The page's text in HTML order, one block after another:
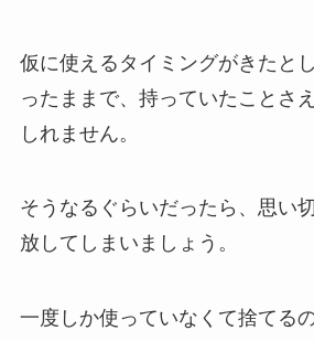
仮に使えるタイミングがきたと
ったままで、持っていたことさ
しれません。
そうなるぐらいだったら、思い
放してしまいましょう。
一度しか使っていなくて捨てる